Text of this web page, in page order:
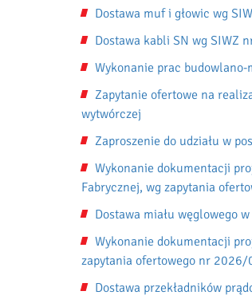
Dostawa muf i głowic wg
Dostawa kabli SN wg SIWZ
Wykonanie prac
Zapytanie ofertowe na
wytwórczej
Zaproszenie do udziału w
Wykonanie dokumentacji
Fabrycznej, wg zapytania
Dostawa miału węglowego
Wykonanie dokumentacji
zapytania ofertowego nr
Dostawa przekładników